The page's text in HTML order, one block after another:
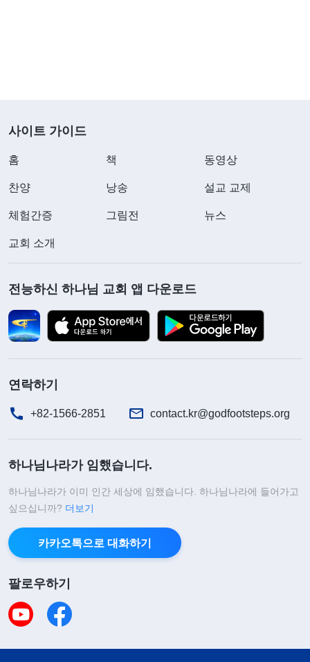
사이트 가이드
홈 책 동영상
찬양 낭송 설교 교제
체험간증 그림전 뉴스
교회 소개
전능하신 하나님 교회 앱 다운로드
연락하기
+82-1566-2851 contact.kr@godfootsteps.org
하나님나라가 임했습니다.
하나님나라가 이미 인간 세상에 임했습니다. 하나님나라에 들어가고
싶으십니까? 더보기
카카오톡으로 대화하기
팔로우하기